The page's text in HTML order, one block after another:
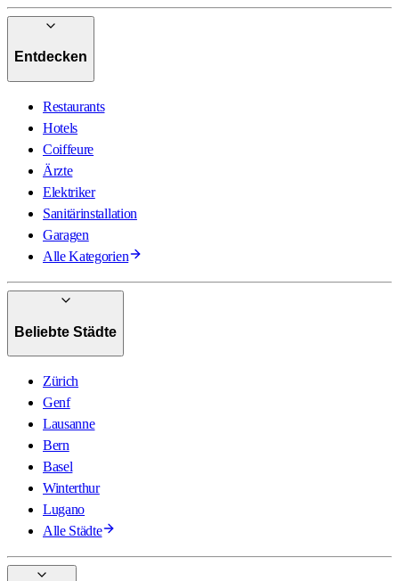
Entdecken
Restaurants
Hotels
Coiffeure
Ärzte
Elektriker
Sanitärinstallation
Garagen
Alle Kategorien
Beliebte Städte
Zürich
Genf
Lausanne
Bern
Basel
Winterthur
Lugano
Alle Städte